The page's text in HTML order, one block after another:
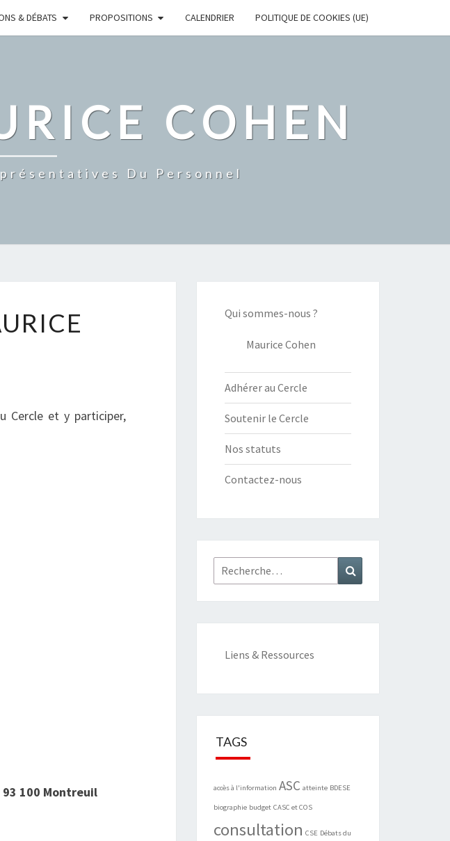
& DÉBATS PROPOSITIONS CALENDRIER POLITIQUE DE COOKIES (UE)
COHEN
Du Personnel
Cercle et y participer,
93 100 Montreuil
Qui sommes-nous ?
Maurice Cohen
Adhérer au Cercle
Soutenir le Cercle
Nos statuts
Contactez-nous
Rechercher :
Liens & Ressources
TAGS
accès à l'information ASC atteinte BDESE
biographie budget CASC et COS
consultation CSE Débats du